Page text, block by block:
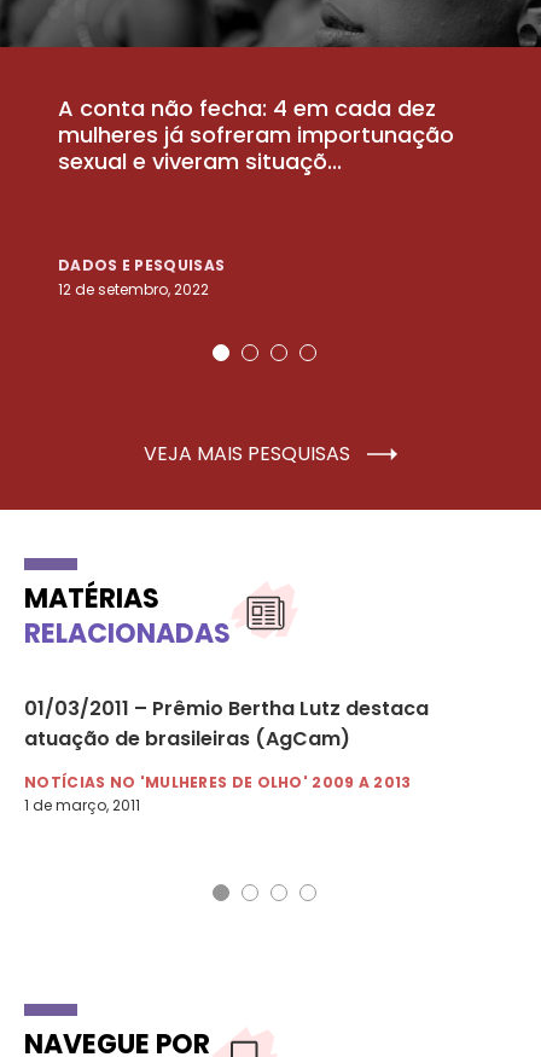
A conta não fecha: 4 em cada dez
mulheres já sofreram importunação
sexual e viveram situaçõ...
DADOS E PESQUISAS
12 de setembro, 2022
VEJA MAIS PESQUISAS
MATÉRIAS
RELACIONADAS
01/03/2011 – Prêmio Bertha Lutz destaca
atuação de brasileiras (AgCam)
NOTÍCIAS NO 'MULHERES DE OLHO' 2009 A 2013
1 de março, 2011
NAVEGUE POR